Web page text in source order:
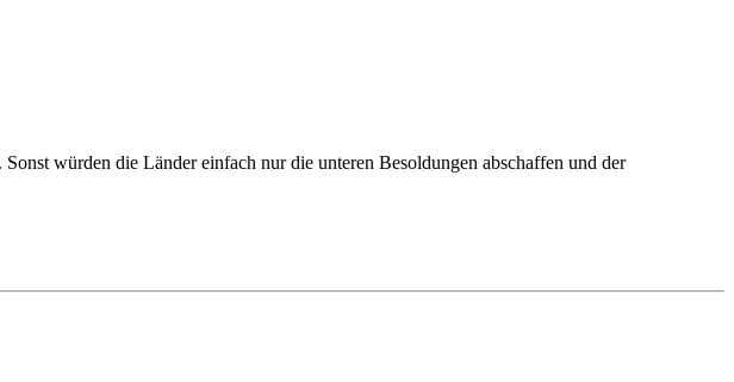
würden die Länder einfach nur die unteren Besoldungen abschaffen und der